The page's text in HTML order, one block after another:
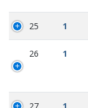
25 1
26 1